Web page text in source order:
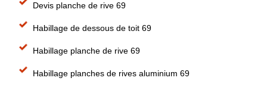
Devis planche de rive 69
Habillage de dessous de toit 69
Habillage planche de rive 69
Habillage planches de rives aluminium 69